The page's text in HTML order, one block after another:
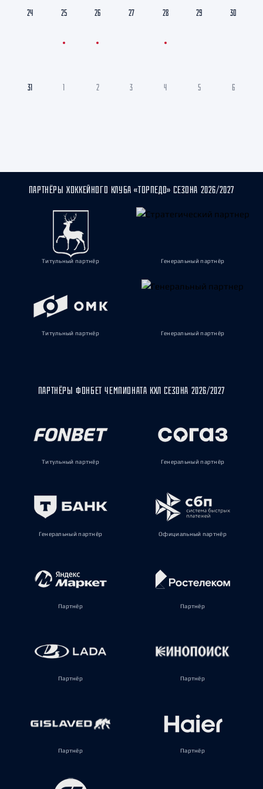
24 25 26 27 28 29 30
31 1 2 3 4 5 6
ПАРТНЁРЫ ХОККЕЙНОГО КЛУБА «ТОРПЕДО» СЕЗОНА 2026/2027
Титульный партнёр Генеральный партнёр
Титульный партнёр Генеральный партнёр
ПАРТНЁРЫ ФОНБЕТ ЧЕМПИОНАТА КХЛ СЕЗОНА 2026/2027
Титульный партнёр Генеральный партнёр
Генеральный партнёр Официальный партнёр
Партнёр Партнёр
Партнёр Партнёр
Партнёр Партнёр